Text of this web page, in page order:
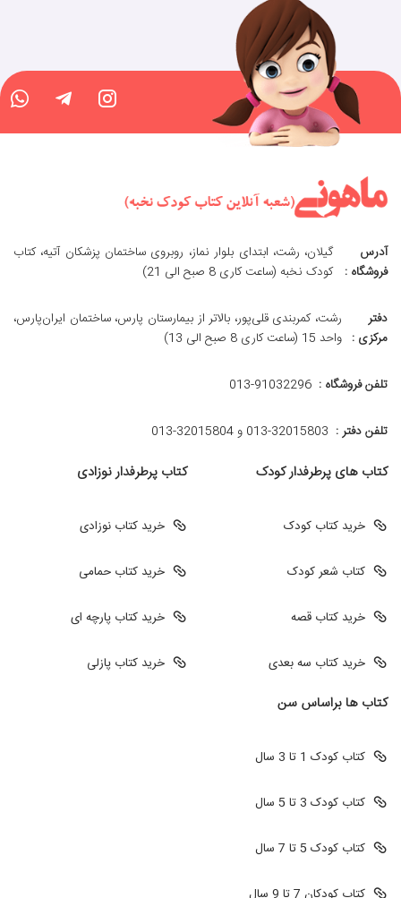
آدرس
فروشگاه :
گیلان، رشت، ابتدای بلوار نماز، روبروی ساختمان پزشکان آتیه، کتاب
کودک نخبه (ساعت کاری 8 صبح الی 21)
دفتر
مرکزی :
رشت، کمربندی قلی‌پور، بالاتر از بیمارستان پارس، ساختمان ایران‌پارس،
واحد 15 (ساعت کاری 8 صبح الی 13)
تلفن فروشگاه : 013-91032296
تلفن دفتر : 013-32015803 و 32015804-013
کتاب های پرطرفدار کودک
خرید کتاب کودک
کتاب شعر کودک
خرید کتاب قصه
خرید کتاب سه بعدی
کتاب پرطرفدار نوزادی
خرید کتاب نوزادی
خرید کتاب حمامی
خرید کتاب پارچه ای
خرید کتاب پازلی
کتاب ها براساس سن
کتاب کودک 1 تا 3 سال
کتاب کودک 3 تا 5 سال
کتاب کودک 5 تا 7 سال